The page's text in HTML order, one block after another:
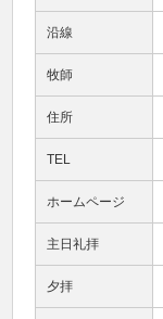
沿線
牧師
住所
TEL
ホームページ
主日礼拝
夕拝